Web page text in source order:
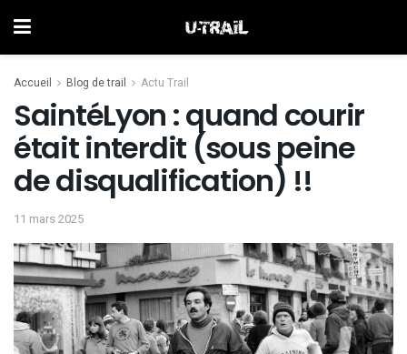
Accueil Blog de trail Actu Trail
SaintéLyon : quand courir
était interdit (sous peine
de disqualification) !!
11 mars 2025